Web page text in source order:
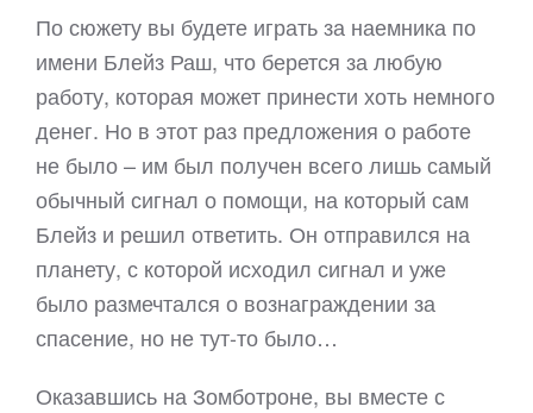
По сюжету вы будете играть за наемника по
имени Блейз Раш, что берется за любую
работу, которая может принести хоть немного
денег. Но в этот раз предложения о работе
не было – им был получен всего лишь самый
обычный сигнал о помощи, на который сам
Блейз и решил ответить. Он отправился на
планету, с которой исходил сигнал и уже
было размечтался о вознаграждении за
спасение, но не тут-то было…
Оказавшись на Зомботроне, вы вместе с